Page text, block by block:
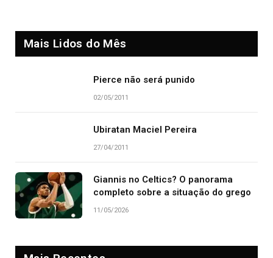
Mais Lidos do Mês
Pierce não será punido
02/05/2011
Ubiratan Maciel Pereira
27/04/2011
Giannis no Celtics? O panorama
completo sobre a situação do grego
11/05/2026